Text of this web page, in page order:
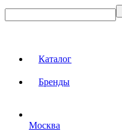
Каталог
Бренды
Москва